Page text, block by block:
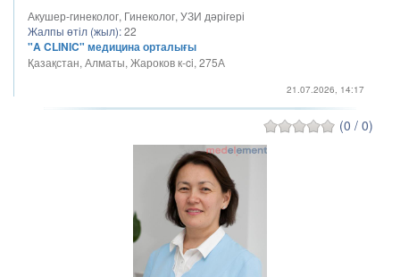
Акушер-гинеколог, Гинеколог, УЗИ дәрігері
Жалпы өтіл (жыл):22
"A CLINIC" медицина орталығы
Қазақстан, Алматы, Жароков к-ci, 275А
21.07.2026, 14:17
(0 / 0)